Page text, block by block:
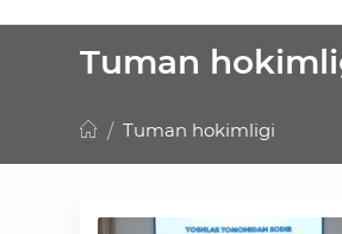
Faoliyat
Media
Tuman
Tuman hokimligi